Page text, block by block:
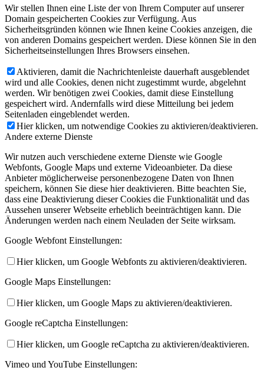
Wir stellen Ihnen eine Liste der von Ihrem Computer auf unserer
Domain gespeicherten Cookies zur Verfügung. Aus
Sicherheitsgründen können wie Ihnen keine Cookies anzeigen, die
von anderen Domains gespeichert werden. Diese können Sie in den
Sicherheitseinstellungen Ihres Browsers einsehen.
Aktivieren, damit die Nachrichtenleiste dauerhaft ausgeblendet
wird und alle Cookies, denen nicht zugestimmt wurde, abgelehnt
werden. Wir benötigen zwei Cookies, damit diese Einstellung
gespeichert wird. Andernfalls wird diese Mitteilung bei jedem
Seitenladen eingeblendet werden.
Hier klicken, um notwendige Cookies zu aktivieren/deaktivieren.
Andere externe Dienste
Wir nutzen auch verschiedene externe Dienste wie Google
Webfonts, Google Maps und externe Videoanbieter. Da diese
Anbieter möglicherweise personenbezogene Daten von Ihnen
speichern, können Sie diese hier deaktivieren. Bitte beachten Sie,
dass eine Deaktivierung dieser Cookies die Funktionalität und das
Aussehen unserer Webseite erheblich beeinträchtigen kann. Die
Änderungen werden nach einem Neuladen der Seite wirksam.
Google Webfont Einstellungen:
Hier klicken, um Google Webfonts zu aktivieren/deaktivieren.
Google Maps Einstellungen:
Hier klicken, um Google Maps zu aktivieren/deaktivieren.
Google reCaptcha Einstellungen:
Hier klicken, um Google reCaptcha zu aktivieren/deaktivieren.
Vimeo und YouTube Einstellungen: